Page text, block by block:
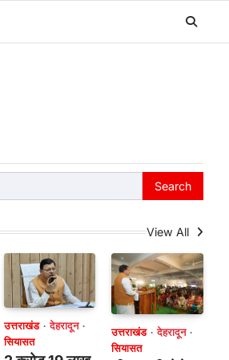
View All
उत्तराखंड
देहरादून
सियासत
उत्तराखंड
देहरादून
सियासत